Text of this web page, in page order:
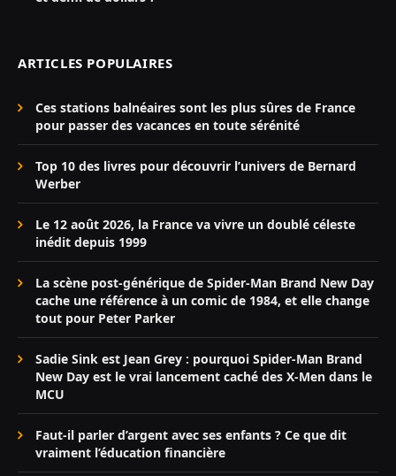
ARTICLES POPULAIRES
Ces stations balnéaires sont les plus sûres de France
pour passer des vacances en toute sérénité
Top 10 des livres pour découvrir l’univers de Bernard
Werber
Le 12 août 2026, la France va vivre un doublé céleste
inédit depuis 1999
La scène post-générique de Spider-Man Brand New Day
cache une référence à un comic de 1984, et elle change
tout pour Peter Parker
Sadie Sink est Jean Grey : pourquoi Spider-Man Brand
New Day est le vrai lancement caché des X-Men dans le
MCU
Faut-il parler d’argent avec ses enfants ? Ce que dit
vraiment l’éducation financière